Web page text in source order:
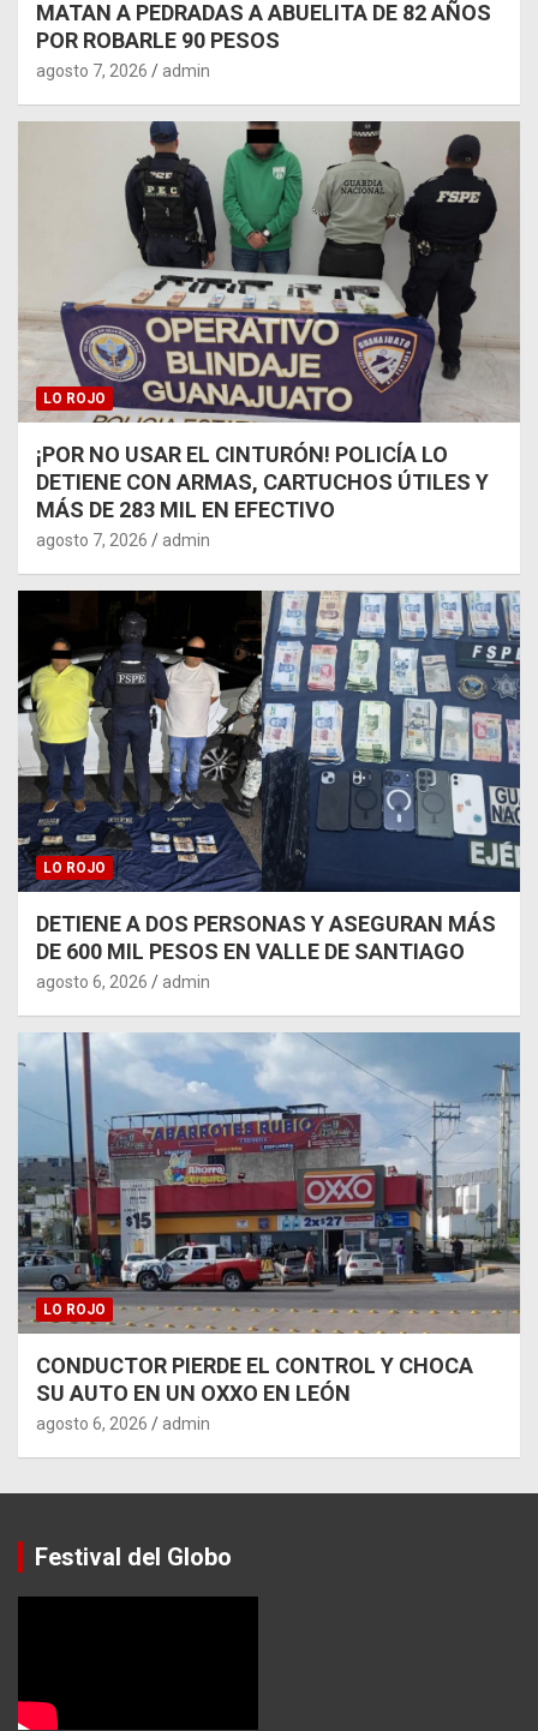
MATAN A PEDRADAS A ABUELITA DE 82 AÑOS
POR ROBARLE 90 PESOS
agosto 7, 2026 admin
LO ROJO
¡POR NO USAR EL CINTURÓN! POLICÍA LO
DETIENE CON ARMAS, CARTUCHOS ÚTILES Y
MÁS DE 283 MIL EN EFECTIVO
agosto 7, 2026 admin
LO ROJO
DETIENE A DOS PERSONAS Y ASEGURAN MÁS
DE 600 MIL PESOS EN VALLE DE SANTIAGO
agosto 6, 2026 admin
LO ROJO
CONDUCTOR PIERDE EL CONTROL Y CHOCA
SU AUTO EN UN OXXO EN LEÓN
agosto 6, 2026 admin
Festival del Globo